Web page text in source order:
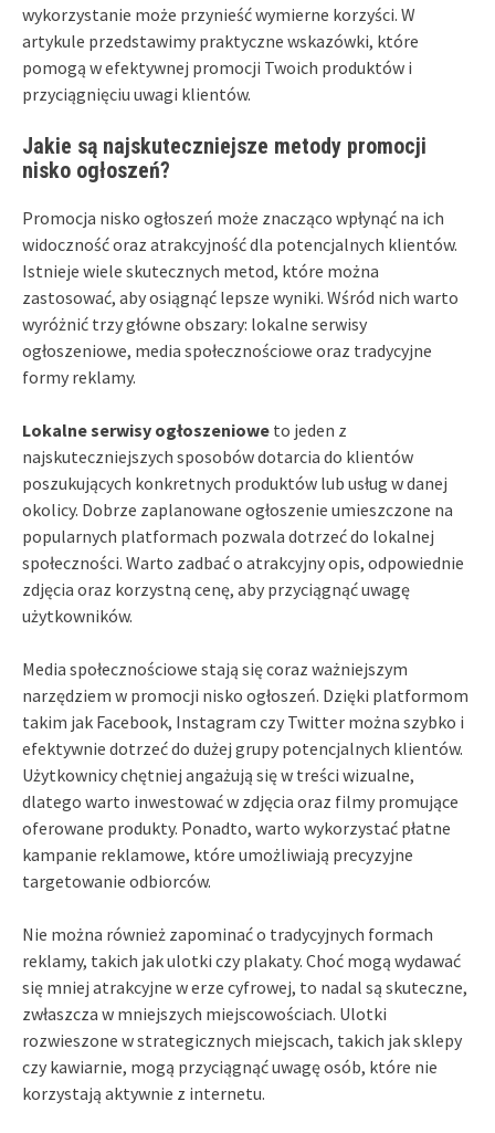
wykorzystanie może przynieść wymierne korzyści. W
artykule przedstawimy praktyczne wskazówki, które
pomogą w efektywnej promocji Twoich produktów i
przyciągnięciu uwagi klientów.
Jakie są najskuteczniejsze metody promocji
nisko ogłoszeń?
Promocja nisko ogłoszeń może znacząco wpłynąć na ich
widoczność oraz atrakcyjność dla potencjalnych klientów.
Istnieje wiele skutecznych metod, które można
zastosować, aby osiągnąć lepsze wyniki. Wśród nich warto
wyróżnić trzy główne obszary: lokalne serwisy
ogłoszeniowe, media społecznościowe oraz tradycyjne
formy reklamy.
Lokalne serwisy ogłoszeniowe to jeden z
najskuteczniejszych sposobów dotarcia do klientów
poszukujących konkretnych produktów lub usług w danej
okolicy. Dobrze zaplanowane ogłoszenie umieszczone na
popularnych platformach pozwala dotrzeć do lokalnej
społeczności. Warto zadbać o atrakcyjny opis, odpowiednie
zdjęcia oraz korzystną cenę, aby przyciągnąć uwagę
użytkowników.
Media społecznościowe stają się coraz ważniejszym
narzędziem w promocji nisko ogłoszeń. Dzięki platformom
takim jak Facebook, Instagram czy Twitter można szybko i
efektywnie dotrzeć do dużej grupy potencjalnych klientów.
Użytkownicy chętniej angażują się w treści wizualne,
dlatego warto inwestować w zdjęcia oraz filmy promujące
oferowane produkty. Ponadto, warto wykorzystać płatne
kampanie reklamowe, które umożliwiają precyzyjne
targetowanie odbiorców.
Nie można również zapominać o tradycyjnych formach
reklamy, takich jak ulotki czy plakaty. Choć mogą wydawać
się mniej atrakcyjne w erze cyfrowej, to nadal są skuteczne,
zwłaszcza w mniejszych miejscowościach. Ulotki
rozwieszone w strategicznych miejscach, takich jak sklepy
czy kawiarnie, mogą przyciągnąć uwagę osób, które nie
korzystają aktywnie z internetu.